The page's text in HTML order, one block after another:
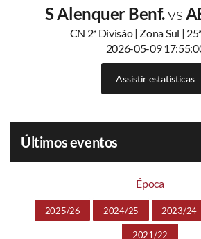
S Alenquer Benf.vs
CN 2ª Divisão | Zona Sul |
2026-05-09
Assistir estatísticas
Últimos eventos
Época
2025/26 2024/25 2023/24
2021/22